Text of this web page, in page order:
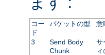
コー
ド
パケットの型 意
3
Send Body
Chunk
サ